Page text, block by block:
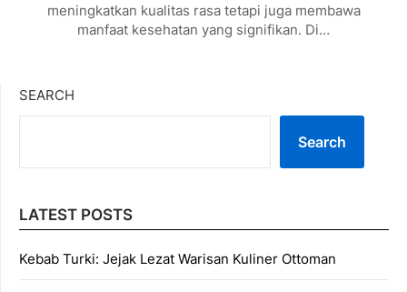
meningkatkan kualitas rasa tetapi juga membawa
manfaat kesehatan yang signifikan. Di…
SEARCH
Search
LATEST POSTS
Kebab Turki: Jejak Lezat Warisan Kuliner Ottoman